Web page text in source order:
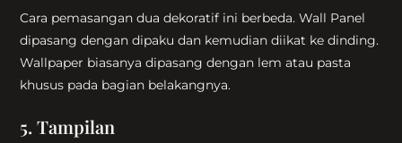
Cara pemasangan dua dekoratif ini berbeda. Wall Panel
dipasang dengan dipaku dan kemudian diikat ke dinding.
Wallpaper biasanya dipasang dengan lem atau pasta
khusus pada bagian belakangnya.
5. Tampilan